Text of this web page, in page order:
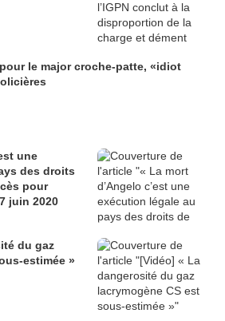
le major croche-patte, «idiot
une
des droits
pour
juin 2020
du gaz
estimée »